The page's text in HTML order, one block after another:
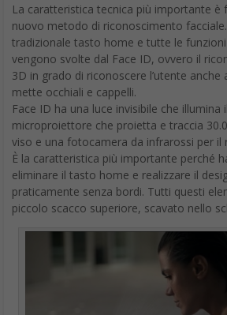
La caratteristica tecnica più importante è
nuovo metodo di riconoscimento
tradizionale tasto home e tutte le
vengono svolte dal Face ID, ovvero il
3D in grado di riconoscere l’utente anche
mette occhiali e cappelli.
Face ID ha una luce invisibile che illumina
microproiettore che proietta e traccia
viso e una fotocamera da infrarossi per il
È la caratteristica più importante perché
eliminare il tasto home e realizzare il
praticamente senza bordi. Tutti questi
piccolo scacco superiore, scavato nello